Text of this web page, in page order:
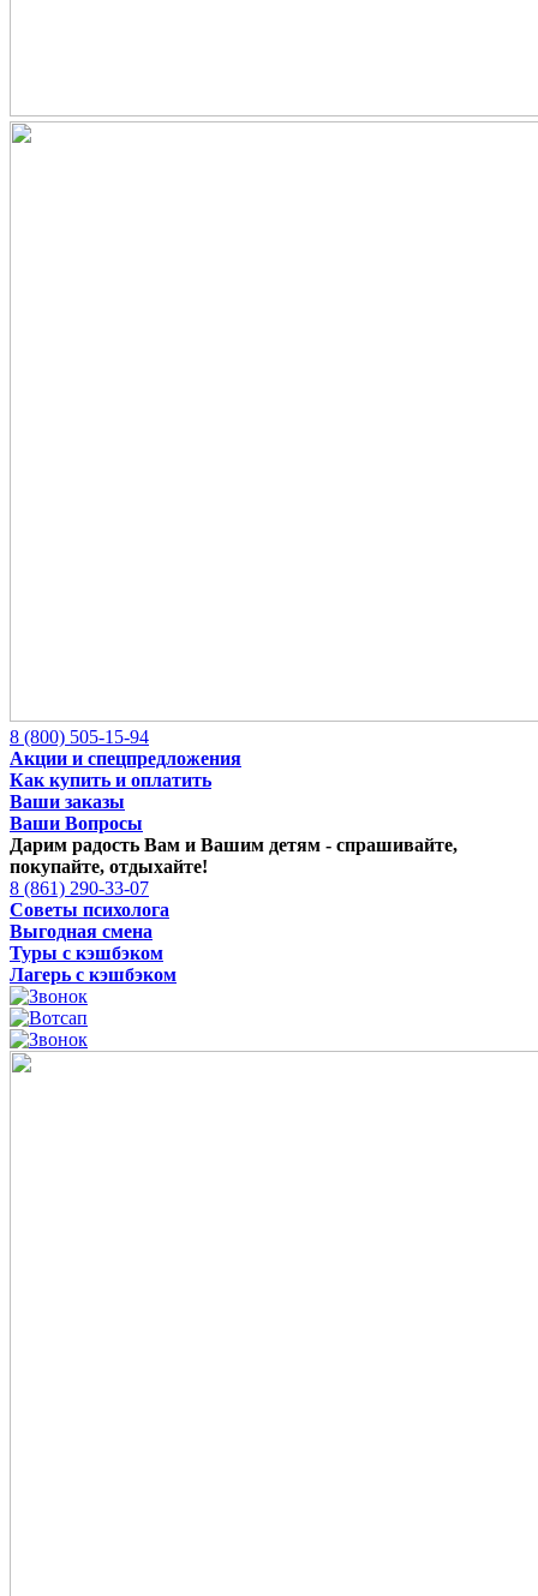
8 (800) 505-15-94
Акции и спецпредложения
Как купить и оплатить
Ваши заказы
Ваши Вопросы
Дарим радость Вам и Вашим детям - спрашивайте,
покупайте, отдыхайте!
8 (861) 290-33-07
Советы психолога
Выгодная смена
Туры с кэшбэком
Лагерь с кэшбэком